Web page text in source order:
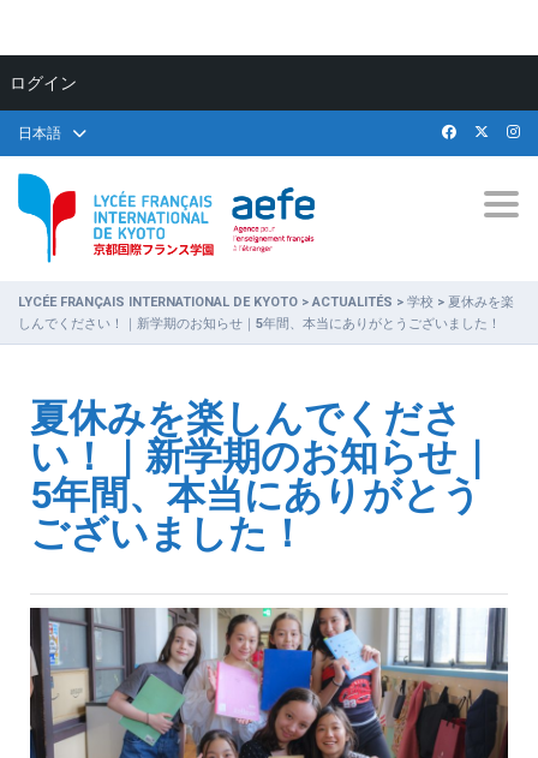
ログイン
日本語
LYCÉE FRANÇAIS INTERNATIONAL DE KYOTO >ACTUALITÉS > 学校 > 夏休みを楽
しんでください！｜新学期のお知らせ｜5年間、本当にありがとうございました！
夏休みを楽しんでくださ
い！｜新学期のお知らせ｜
5年間、本当にありがとう
ございました！